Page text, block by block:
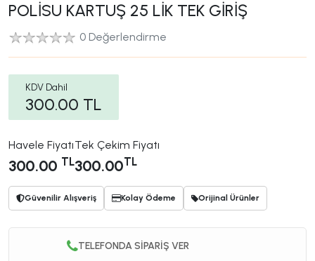
POLİSU KARTUŞ 25 LİK TEK GİRİŞ
0 Değerlendirme
KDV Dahil
300.00 TL
Havele Fiyatı
300.00 TL
Tek Çekim Fiyatı
300.00TL
Güvenilir Alışveriş Kolay Ödeme Orijinal Ürünler
TELEFONDA SİPARİŞ VER